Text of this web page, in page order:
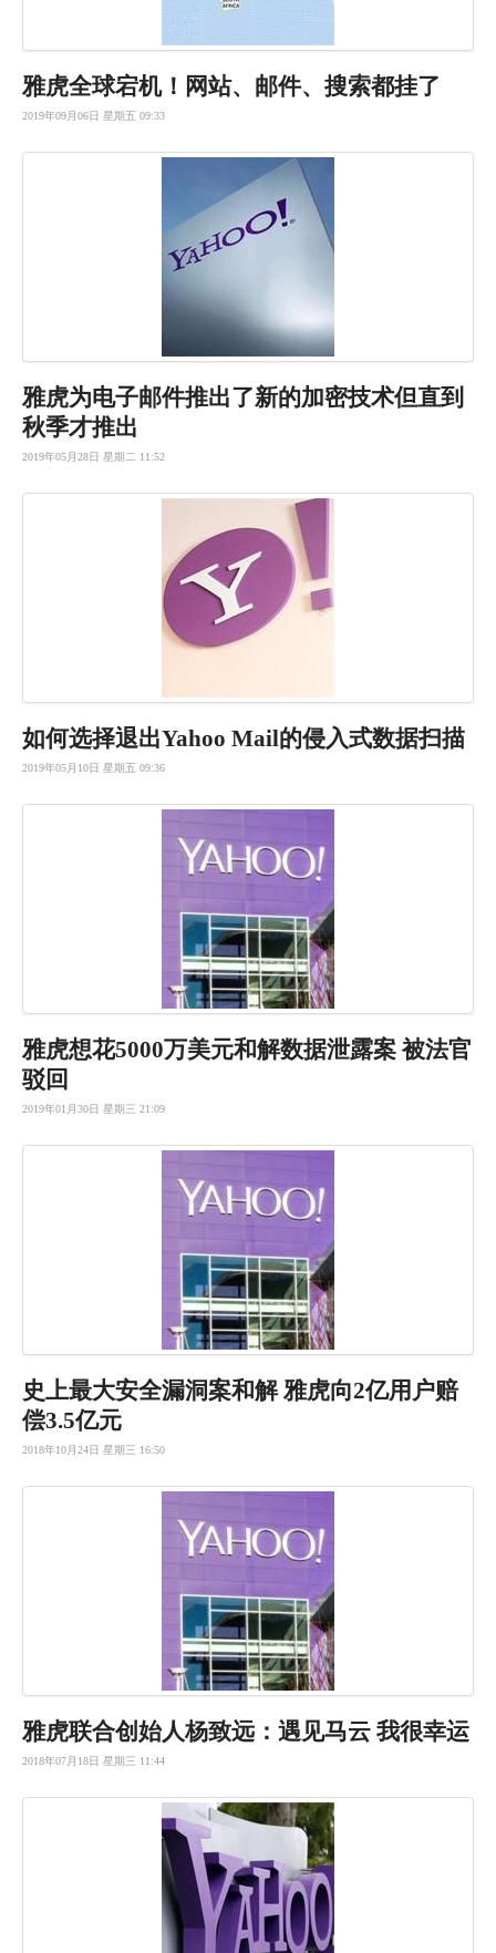
雅虎全球宕机！网站、邮件、搜索都挂了
2019年09月06日 星期五 09:33
雅虎为电子邮件推出了新的加密技术但直到
秋季才推出
2019年05月28日 星期二 11:52
如何选择退出Yahoo Mail的侵入式数据扫描
2019年05月10日 星期五 09:36
雅虎想花5000万美元和解数据泄露案 被法官
驳回
2019年01月30日 星期三 21:09
史上最大安全漏洞案和解 雅虎向2亿用户赔
偿3.5亿元
2018年10月24日 星期三 16:50
雅虎联合创始人杨致远：遇见马云 我很幸运
2018年07月18日 星期三 11:44